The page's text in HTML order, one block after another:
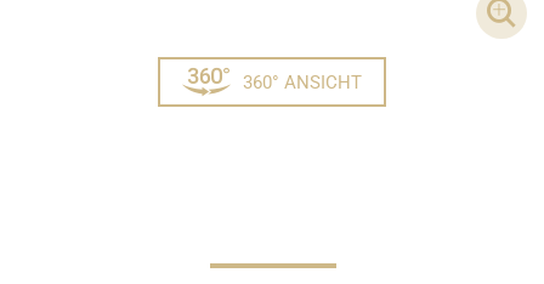
360° ANSICHT